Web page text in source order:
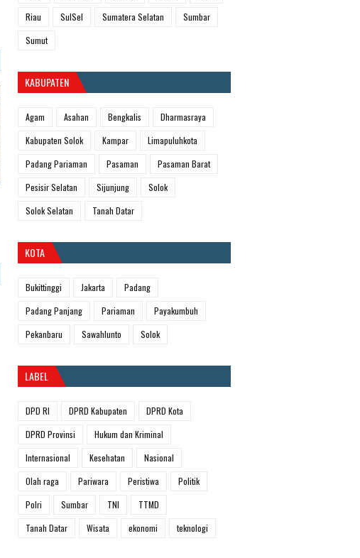
Riau
SulSel Sumatera Selatan
Sumbar
Sumut
KABUPATEN
Agam Asahan Bengkalis
Dharmasraya
Kabupaten Solok
Kampar
Limapuluhkota
Padang Pariaman
Pasaman
Pasaman Barat
Pesisir Selatan
Sijunjung
Solok
Solok Selatan
Tanah Datar
KOTA
Bukittinggi Jakarta
Padang
Padang Panjang
Pariaman
Payakumbuh
Pekanbaru
Sawahlunto Solok
LABEL
DPD RI DPRD Kabupaten
DPRD Kota
DPRD Provinsi
Hukum dan Kriminal
Internasional
Kesehatan
Nasional
Olah raga
Pariwara Peristiwa
Politik
Polri
Sumbar TNI
TTMD
Tanah Datar
Wisata ekonomi teknologi